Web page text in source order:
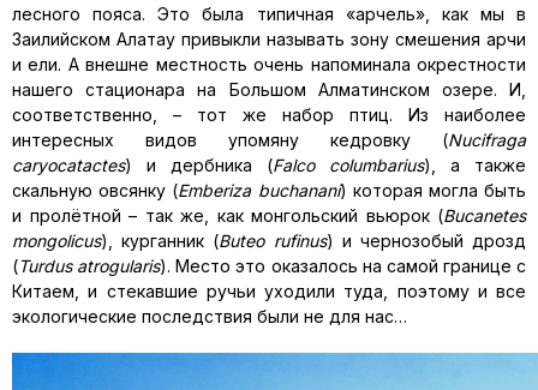
лесного пояса. Это была типичная «арчель», как мы в
Заилийском Алатау привыкли называть зону смешения арчи
и ели. А внешне местность очень напоминала окрестности
нашего стационара на Большом Алматинcком озере. И,
соответственно, – тот же набор птиц. Из наиболее
интересных видов упомяну кедровку (Nucifraga
caryocatactes) и дербника (Falco columbarius), а также
скальную овсянку (Emberiza buchanani) которая могла быть
и пролётной – так же, как монгольский вьюрок (Bucanetes
mongolicus), курганник (Buteo rufinus) и чернозобый дрозд
(Turdus atrogularis). Место это оказалось на самой границе с
Китаем, и стекавшие ручьи уходили туда, поэтому и все
экологические последствия были не для нас…